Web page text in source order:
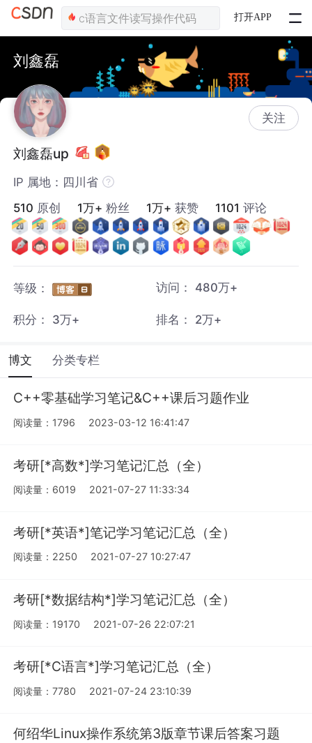
打开APP
刘鑫磊
关注
刘鑫磊up
IP 属地：四川省
510 原创 1万+ 粉丝 1万+ 获赞 1101 评论
等级： 访问： 480万+
积分： 3万+ 排名： 2万+
博文 分类专栏
C++零基础学习笔记&C++课后习题作业
阅读量：1796 2023-03-12 16:41:47
考研[*高数*]学习笔记汇总（全）
阅读量：6019 2021-07-27 11:33:34
考研[*英语*]笔记学习笔记汇总（全）
阅读量：2250 2021-07-27 10:27:47
考研[*数据结构*]学习笔记汇总（全）
阅读量：19170 2021-07-26 22:07:21
考研[*C语言*]学习笔记汇总（全）
阅读量：7780 2021-07-24 23:10:39
何绍华Linux操作系统第3版章节课后答案习题